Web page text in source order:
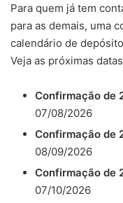
Para quem já tem
para as demais, uma
calendário de
Veja as próximas
Confirmação de
07/08/2026
Confirmação de
08/09/2026
Confirmação de
07/10/2026